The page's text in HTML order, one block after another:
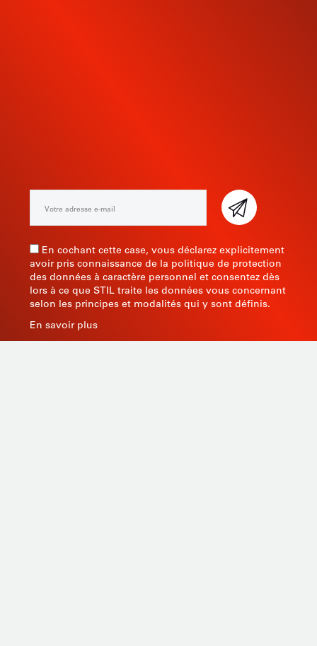
En cochant cette case, vous déclarez explicitement
avoir pris connaissance de la politique de protection
des données à caractère personnel et consentez dès
lors à ce que STIL traite les données vous concernant
selon les principes et modalités qui y sont définis.
En savoir plus